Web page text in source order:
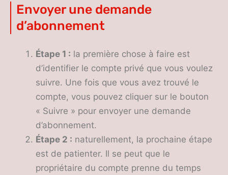
Envoyer une demande
d’abonnement
Étape 1 : la première chose à faire est
d’identifier le compte privé que vous voulez
suivre. Une fois que vous avez trouvé le
compte, vous pouvez cliquer sur le bouton
« Suivre » pour envoyer une demande
d’abonnement.
Étape 2 : naturellement, la prochaine étape
est de patienter. Il se peut que le
propriétaire du compte prenne du temps